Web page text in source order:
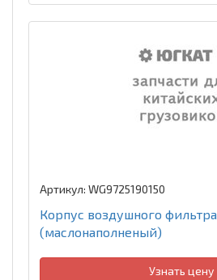
Артикул: WG9725190150
Корпус воздушного фильтра
(маслонаполненый)
Узнать цену